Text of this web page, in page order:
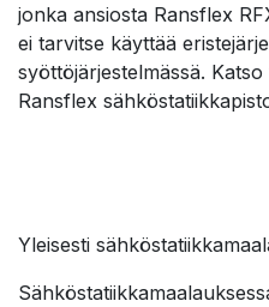
jonka ansiosta Ransflex
ei tarvitse käyttää
syöttöjärjestelmässä.
Ransflex
Yleisesti